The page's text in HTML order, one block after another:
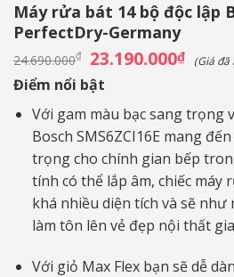
Máy rửa bát 14 bộ độc lập
PerfectDry-Germany
24.690.000₫ Giá
gốc
là:
24.690.000₫.
23.190.000₫Giá
hiện
(Giá đã
Điểm nổi bật
Với gam màu bạc sang trọng
Bosch SMS6ZCI16E mang
trọng cho chính gian bếp
tính có thể lắp âm, chiếc máy
khá nhiều diện tích và sẽ
làm tôn lên vẻ đẹp nội thất
Với giỏ Max Flex bạn sẽ dễ